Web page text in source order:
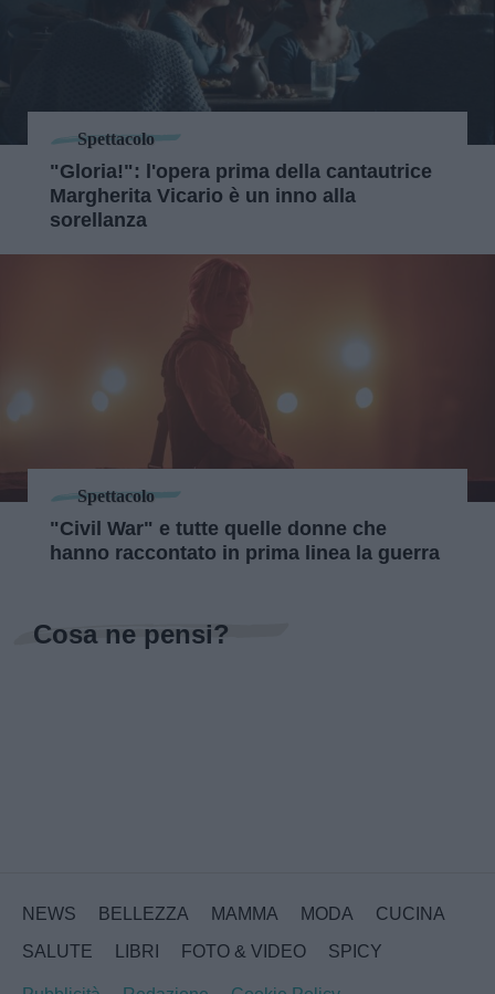
Spettacolo
"Gloria!": l'opera prima della cantautrice
Margherita Vicario è un inno alla
sorellanza
Spettacolo
"Civil War" e tutte quelle donne che
hanno raccontato in prima linea la guerra
Cosa ne pensi?
NEWS BELLEZZA MAMMA MODA
CUCINA
SALUTE
LIBRI FOTO & VIDEO SPICY